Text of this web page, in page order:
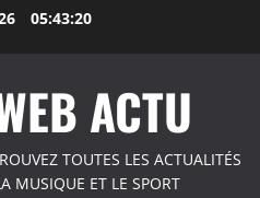
05:43:20
ACTU
TOUTES LES ACTUALITÉS
MUSIQUE ET LE SPORT